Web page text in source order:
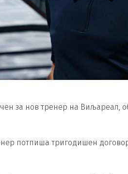
за нов тренер на Виљареал,
потпиша тригодишен